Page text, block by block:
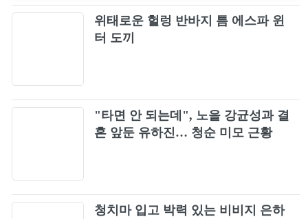
위태로운 헐렁 반바지 틈 에스파 윈
터 도끼
"타면 안 되는데", 노을 강균성과 결
혼 앞둔 유하진… 청순 미모 근황
청치마 입고 박력 있는 비비지 은하